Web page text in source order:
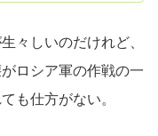
々しいのだけれど、
ロシア軍の作戦の一
も仕方がない。